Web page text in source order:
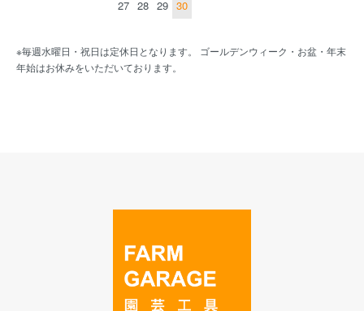
27 28 29 30
※毎週水曜日・祝日は定休日となります。 ゴールデンウィーク・お盆・年末
年始はお休みをいただいております。